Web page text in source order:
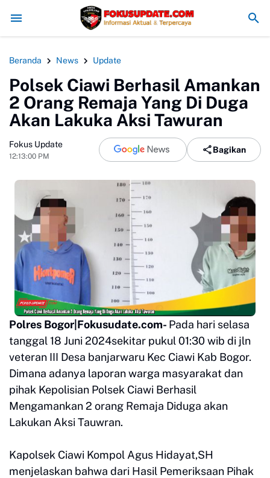
Redam Konflik, Kapolres Bogor Minta PT PMC Tunda Aktivitas di
Beranda News Update
Polsek Ciawi Berhasil Amankan
2 Orang Remaja Yang Di Duga
Akan Lakuka Aksi Tawuran
Fokus Update
12:13:00 PM
Bagikan
Polres Bogor|Fokusudate.com- Pada hari selasa
tanggal 18 Juni 2024sekitar pukul 01:30 wib di jln
veteran III Desa banjarwaru Kec Ciawi Kab Bogor.
Dimana adanya laporan warga masyarakat dan
pihak Kepolisian Polsek Ciawi Berhasil
Mengamankan 2 orang Remaja Diduga akan
Lakukan Aksi Tauwran.
Kapolsek Ciawi Kompol Agus Hidayat,SH
menjelaskan bahwa dari Hasil Pemeriksaan Pihak